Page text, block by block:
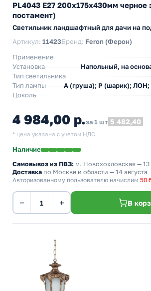
PL4043 E27 200х175х430мм черное
постамент)
Светильник ландшафтный для дачи на
Артикул: 11423Бренд: Feron (Ферон)
Применение
Установка
Напольный, на
Тип светильника
Тип лампы
A (груша); P (шарик);
Цоколь
4 984,00 р.за 1 шт 5 482,40
* цена указана с учетом НДС.
Наличие
Самовывоз из ПВЗ: м. Новохохловская — 13
Доставка по Москве и области — 14 августа
Авторизованному пользователю начислим 50
− + В